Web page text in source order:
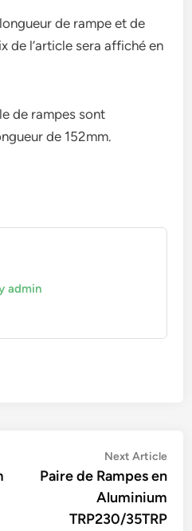
de rampe et de
de l’article sera affiché en
de rampes sont
de 152mm.
admin
Next Article
Paire de Rampes en
Aluminium
TRP230/35TRP